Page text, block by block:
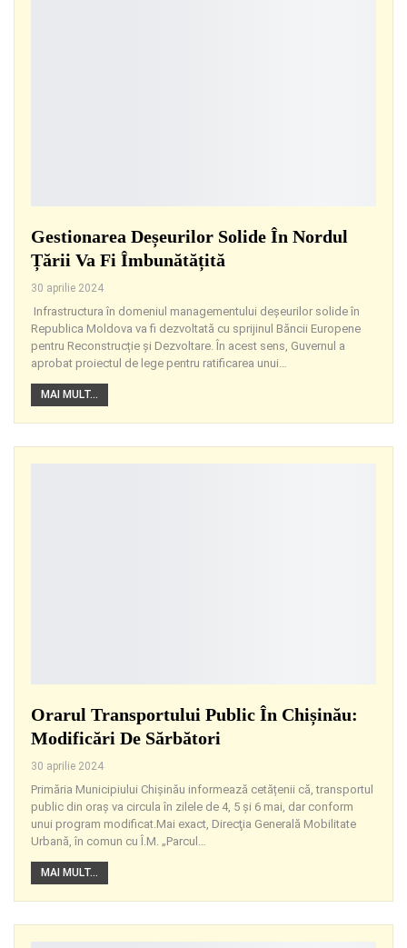
Gestionarea Deșeurilor Solide În Nordul
Țării Va Fi Îmbunătățită
30 aprilie 2024
Infrastructura în domeniul managementului deșeurilor solide în
Republica Moldova va fi dezvoltată cu sprijinul Băncii Europene
pentru Reconstrucție și Dezvoltare. În acest sens, Guvernul a
aprobat proiectul de lege pentru ratificarea unui
MAI MULT...
Orarul Transportului Public În Chișinău:
Modificări De Sărbători
30 aprilie 2024
Primăria Municipiului Chișinău informează cetățenii că, transportul
public din oraș va circula în zilele de 4, 5 și 6 mai, dar conform
unui program modificat.Mai exact, Direcţia Generală Mobilitate
Urbană, în comun cu Î.M. „Parcul …
MAI MULT...